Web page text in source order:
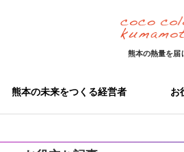
熊本の熱量を届
熊本の未来をつくる経営者 お